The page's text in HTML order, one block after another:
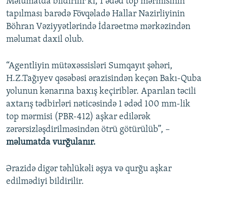
tapılması barədə Fövqəladə Hallar Nazirliyinin
Böhran Vəziyyətlərində İdarəetmə mərkəzindən
məlumat daxil olub.
“Agentliyin mütəxəssisləri Sumqayıt şəhəri,
H.Z.Tağıyev qəsəbəsi ərazisindən keçən Bakı-Quba
yolunun kənarına baxış keçiriblər. Aparılan təcili
axtarış tədbirləri nəticəsində 1 ədəd 100 mm-lik
top mərmisi (PBR-412) aşkar edilərək
zərərsizləşdirilməsindən ötrü götürülüb”, –
məlumatda vurğulanır.
Ərazidə digər təhlükəli əşya və qurğu aşkar
edilmədiyi bildirilir.